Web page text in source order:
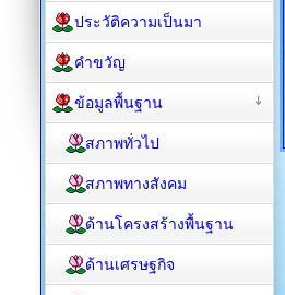
ประวัติความเป็นมา
คำขวัญ
ข้อมูลพื้นฐาน
สภาพทั่วไป
สภาพทางสังคม
ด้านโครงสร้างพื้นฐาน
ด้านเศรษฐกิจ